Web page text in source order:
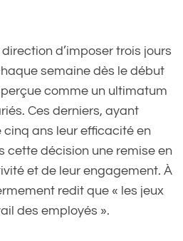
d’imposer trois jours
semaine dès le début
perçue comme un ultimatum
Ces derniers, ayant
ans leur efficacité en
cette décision une remise en
et de leur engagement. À
redit que « les jeux
des employés ».